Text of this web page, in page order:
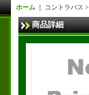
ホーム ｜ コントラバス >
商品詳細